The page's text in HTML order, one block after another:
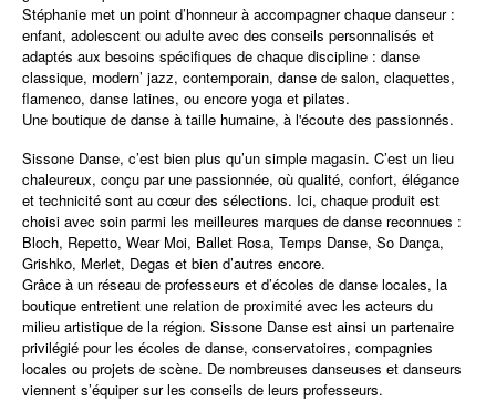
Stéphanie met un point d’honneur à accompagner chaque danseur:
enfant, adolescent ou adulte avec des conseils personnalisés et
adaptés aux besoins spécifiques de chaque discipline : danse
classique, modern’ jazz, contemporain, danse de salon, claquettes,
flamenco, danse latines, ou encore yoga et pilates.
Une boutique de danse à taille humaine, à l'écoute des passionnés.
Sissone Danse, c’est bien plus qu’un simple magasin. C’est un lieu
chaleureux, conçu par une passionnée, où qualité, confort, élégance
et technicité sont au cœur des sélections. Ici, chaque produit est
choisi avec soin parmi les meilleures marques de danse reconnues :
Bloch, Repetto, Wear Moi, Ballet Rosa, Temps Danse, So Dança,
Grishko, Merlet, Degas et bien d’autres encore.
Grâce à un réseau de professeurs et d’écoles de danse locales, la
boutique entretient une relation de proximité avec les acteurs du
milieu artistique de la région. Sissone Danse est ainsi un partenaire
privilégié pour les écoles de danse, conservatoires, compagnies
locales ou projets de scène. De nombreuses danseuses et danseurs
viennent s’équiper sur les conseils de leurs professeurs.